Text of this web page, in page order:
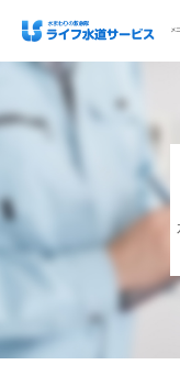
会社概要
ご依頼の流れ
施工実例